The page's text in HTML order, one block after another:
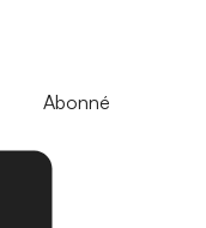
Abonné